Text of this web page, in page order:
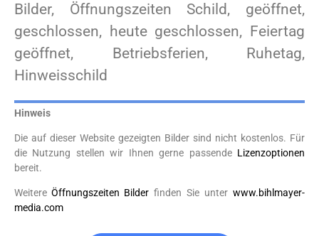
Bilder, Öffnungszeiten Schild, geöffnet,
geschlossen, heute geschlossen, Feiertag
geöffnet, Betriebsferien, Ruhetag,
Hinweisschild
Hinweis
Die auf dieser Website gezeigten Bilder sind nicht kostenlos. Für
die Nutzung stellen wir Ihnen gerne passende Lizenzoptionen
bereit.
Weitere Öffnungszeiten Bilder finden Sie unter www.bihlmayer-
media.com